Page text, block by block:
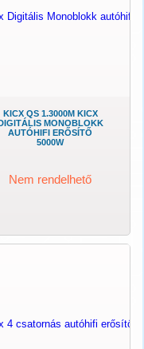
KICX QS 1.3000M KICX
MONOBLOKK
AUTÓHIFI ERŐSÍTŐ
5000W
Nem rendelhető